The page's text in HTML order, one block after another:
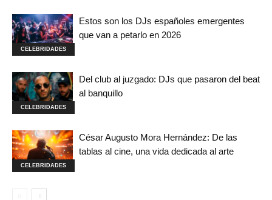
CELEBRIDADES
Estos son los DJs españoles emergentes
que van a petarlo en 2026
CELEBRIDADES
Del club al juzgado: DJs que pasaron del beat
al banquillo
CELEBRIDADES
César Augusto Mora Hernández: De las
tablas al cine, una vida dedicada al arte